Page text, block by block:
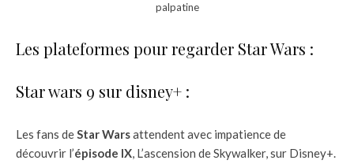
palpatine
Les plateformes pour regarder Star Wars :
Star wars 9 sur disney+ :
Les fans deStar Warsattendent avec impatience de
découvrir l’épisode IX, L’ascension de Skywalker, sur Disney+.